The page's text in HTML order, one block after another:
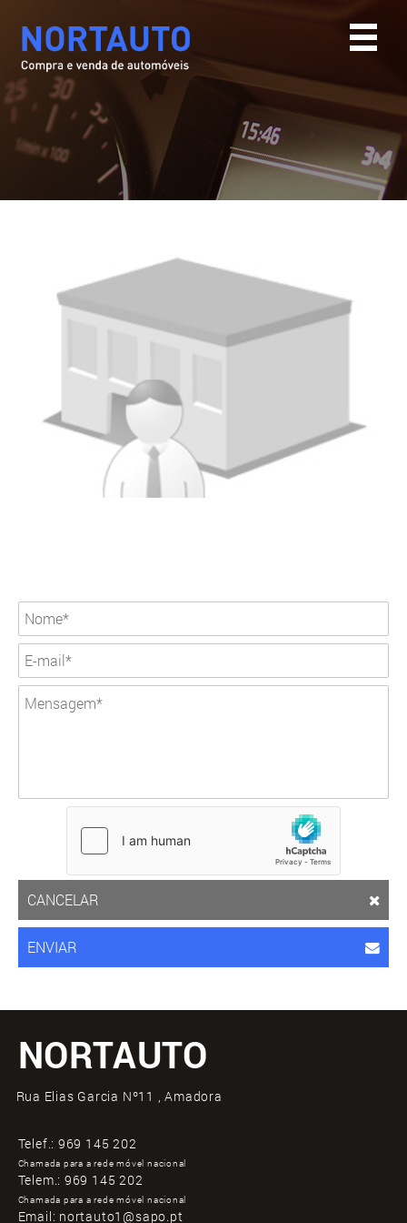
CANCELAR
ENVIAR
NORTAUTO
Rua Elias Garcia Nº11 , Amadora
Telef.: 969 145 202
Chamada para a rede móvel nacional
Telem.: 969 145 202
Chamada para a rede móvel nacional
Email: nortauto1@sapo.pt